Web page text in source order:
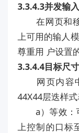
3.3.4.3并发输
在网页和移
上可用的输人
尊重用 户设置
3.3.4.4目标尺寸
网页内容中
44X44层迭样
a）等效
上控制的口标